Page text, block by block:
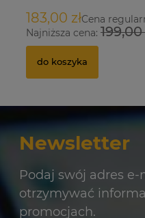
183,00 złCena
Najniższa cena: 199,00
do koszyka
Newsletter
Podaj swój adres
otrzymywać
promocjach.